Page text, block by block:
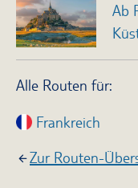
Ab
Alle Routen für:
Frankreich
Zur Routen-